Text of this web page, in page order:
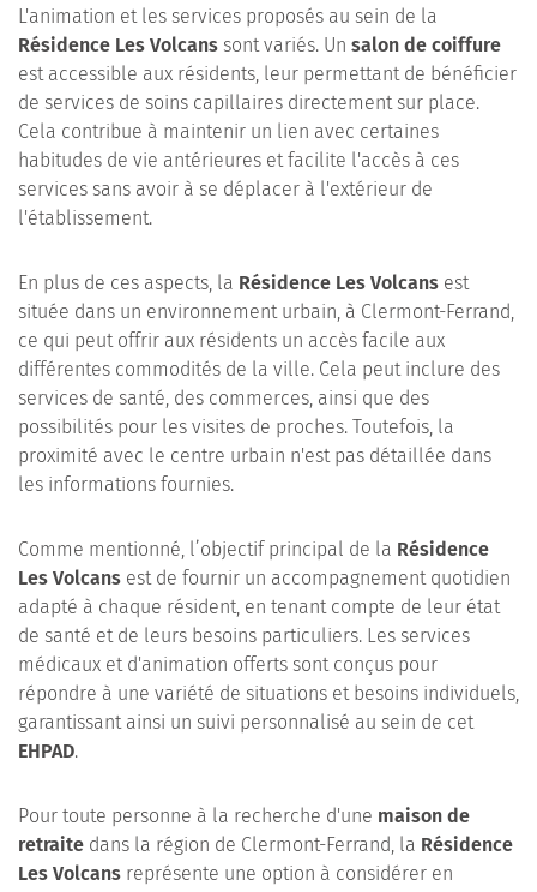
L'animation et les services proposés au sein de la
Résidence Les Volcans sont variés. Un salon de coiffure
est accessible aux résidents, leur permettant de bénéficier
de services de soins capillaires directement sur place.
Cela contribue à maintenir un lien avec certaines
habitudes de vie antérieures et facilite l'accès à ces
services sans avoir à se déplacer à l'extérieur de
l'établissement.
En plus de ces aspects, la Résidence Les Volcans est
située dans un environnement urbain, à Clermont-Ferrand,
ce qui peut offrir aux résidents un accès facile aux
différentes commodités de la ville. Cela peut inclure des
services de santé, des commerces, ainsi que des
possibilités pour les visites de proches. Toutefois, la
proximité avec le centre urbain n'est pas détaillée dans
les informations fournies.
Comme mentionné, l’objectif principal de la Résidence
Les Volcans est de fournir un accompagnement quotidien
adapté à chaque résident, en tenant compte de leur état
de santé et de leurs besoins particuliers. Les services
médicaux et d'animation offerts sont conçus pour
répondre à une variété de situations et besoins individuels,
garantissant ainsi un suivi personnalisé au sein de cet
EHPAD.
Pour toute personne à la recherche d'une maison de
retraite dans la région de Clermont-Ferrand, la Résidence
Les Volcans représente une option à considérer en